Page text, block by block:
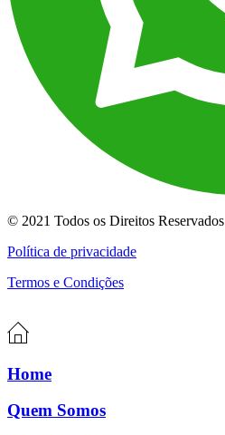
© 2021 Todos os Direitos Reservados
Política de privacidade
Termos e Condições
Home
Quem Somos